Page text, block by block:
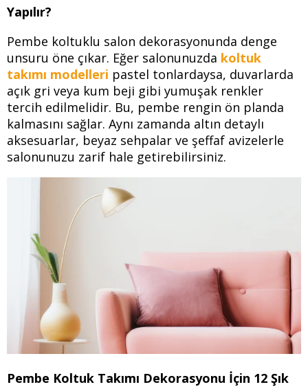
Yapılır?
Pembe koltuklu salon dekorasyonunda denge
unsuru öne çıkar. Eğer salonunuzda koltuk
takımı modelleri pastel tonlardaysa, duvarlarda
açık gri veya kum beji gibi yumuşak renkler
tercih edilmelidir. Bu, pembe rengin ön planda
kalmasını sağlar. Aynı zamanda altın detaylı
aksesuarlar, beyaz sehpalar ve şeffaf avizelerle
salonunuzu zarif hale getirebilirsiniz.
Pembe Koltuk Takımı Dekorasyonu İçin 12 Şık